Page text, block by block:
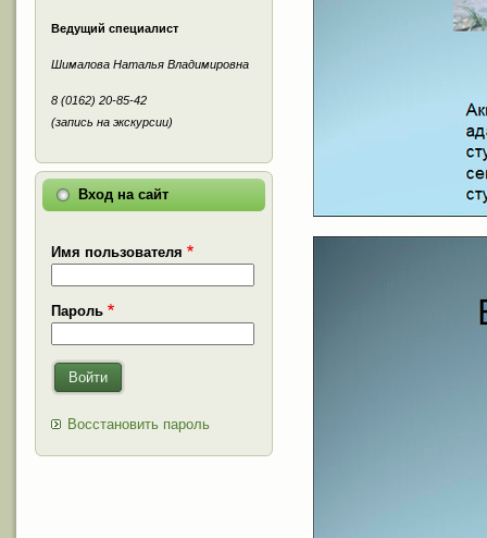
Ведущий специалист
Шималова Наталья Владимировна
8 (0162) 20-85-42
(запись на экскурсии)
Вход на сайт
Имя пользователя
Пароль
Войти
Восстановить пароль